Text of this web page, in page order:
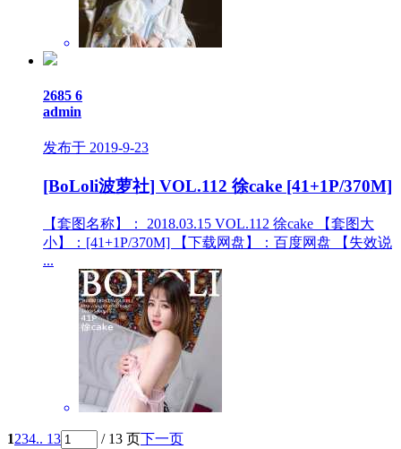
2685 6
admin
发布于 2019-9-23
[BoLoli波萝社] VOL.112 徐cake [41+1P/370M]
【套图名称】： 2018.03.15 VOL.112 徐cake 【套图大
小】：[41+1P/370M] 【下载网盘】：百度网盘 【失效说
...
1234.. 13 / 13 页下一页